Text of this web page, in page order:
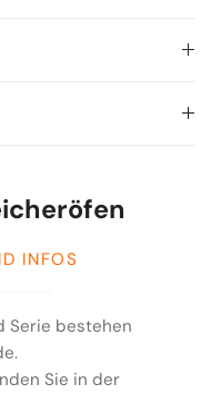
INFOS
Serie bestehen
Sie in der